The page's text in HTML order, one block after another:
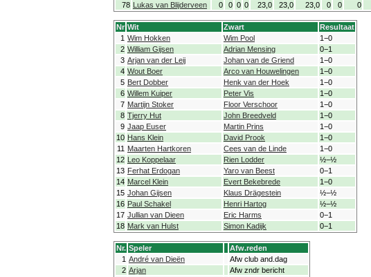
78 Lukas van Blijderveen 0 0 0 0 23,0 23,0 23,0 0 0 0
Nr Wit Zwart
Resultaat
1 Wim Hokken Wim Pool
1−0
2 William Gijsen Adrian Mensing
0−1
3 Arjan van der Leij Johan van de Griend
1−0
4 Wout Boer Arco van Houwelingen
1−0
5 Bert Dobber Henk van der Hoek
1−0
6 Willem Kuiper Peter Vis
1−0
7 Martijn Stoker Floor Verschoor
1−0
8 Tjerry Hut John Breedveld
1−0
9 Jaap Euser Martin Prins
1−0
10 Hans Klein David Prook
1−0
11 Maarten Hartkoren Cees van de Linde
1−0
12 Leo Koppelaar Rien Lodder
½−½
13 Ferhat Erdogan Yaro van Beest
0−1
14 Marcel Klein Evert Bekebrede
1−0
15 Johan Gijsen Klaus Drägestein
½−½
16 Paul Schakel Henri Hartog
½−½
17 Jullian van Dieen Eric Harms
0−1
18 Mark van Hulst Simon Kadijk 0−1
Nr. Speler
Afw.reden
1 André van Dieën
Afw club and.dag
2 Arjan
Afw zndr bericht